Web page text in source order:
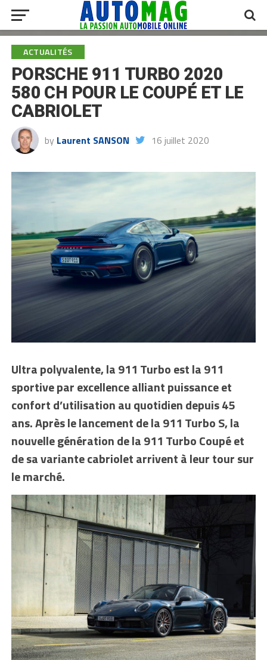
ACTUALITÉS
PORSCHE 911 TURBO 2020
580 CH POUR LE COUPÉ ET LE
CABRIOLET
by Laurent SANSON 16 juillet 2020
Ultra polyvalente, la 911 Turbo est la 911
sportive par excellence alliant puissance et
confort d’utilisation au quotidien depuis 45
ans. Après le lancement de la 911 Turbo S, la
nouvelle génération de la 911 Turbo Coupé et
de sa variante cabriolet arrivent à leur tour sur
le marché.